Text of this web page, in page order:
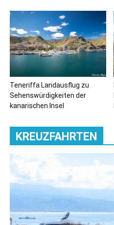
Teneriffa Landausflug zu
Sehenswürdigkeiten der
kanarischen Insel
KREUZFAHRTEN